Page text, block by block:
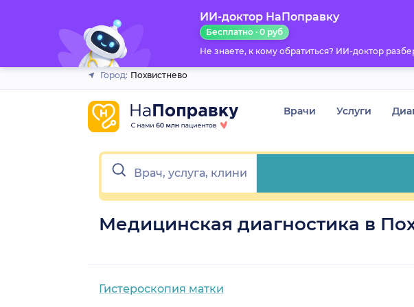
ИИ-доктор НаПоправку
Бесплатно · 0 руб
Не знаете, к кому обратиться? ИИ-доктор
Город: Похвистнево
Врачи Услуги
Медицинская диагностика в
Гистероскопия матки